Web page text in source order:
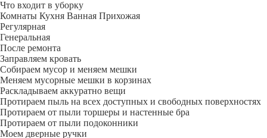
Что входит в уборку
Регу­лярная
Гене­ральная
После ремонта
Заправляем кровать
Собираем мусор и меняем мешки
Меняем мусорные мешки в корзинах
Раскладываем аккуратно вещи
Протираем пыль на всех доступных и свободных поверхностях
Протираем от пыли торшеры и настенные бра
Протираем от пыли подоконники
Моем дверные ручки